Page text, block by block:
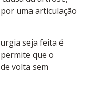
uma articulação
seja feita é
que o
volta sem